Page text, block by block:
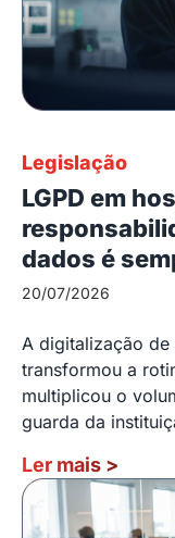
Legislação
LGPD em
dados é
20/07/2026
A digitalização
transformou a
multiplicou o
guarda da
Ler mais >